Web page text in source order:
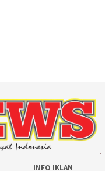
INFO IKLAN